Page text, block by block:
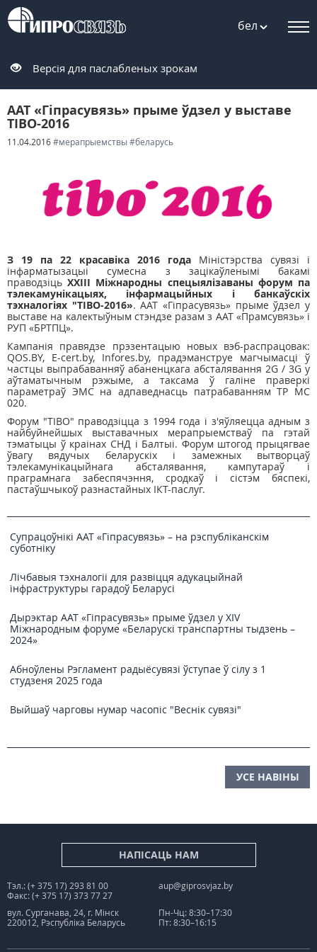
бел
Версія для паслабленых зрокам
ААТ «Гіпрасувязь» прыме ўдзел у выставе
ТІBО-2016
11.04.2016#мерапрыемствы#беларусь
З 19 па 22 красавіка 2016 года Міністэрства сувязі і
інфарматызацыі сумесна з зацікаўленымі бакамі
праводзіцьXXIII Міжнародны спецыялізаваны форум па
тэлекамунікацыях, інфармацыйных і банкаўскіх
тэхналогіях "ТІBО-2016». ААТ «Гіпрасувязь» прыме ўдзел у
выставе на калектыўным стэндзе разам з ААТ «Прамсувязь» і
РУП «БРТПЦ».
Кампанія правядзе прэзентацыю новых вэб-распрацовак:
QOS.BY, E-cert.by, Infores.by, прадэманструе магчымасці ў
частцы выпрабаванняў абаненцкага абсталявання 2G / 3G у
аўтаматычным рэжыме, а таксама ў галіне праверкі
параметраў ЭМС на адпаведнасць патрабаванням ТР МС
020.
Форум "ТІBО" праводзіцца з 1994 года і з'яўляецца адным з
найбуйнейшых выставачных мерапрыемстваў па гэтай
тэматыцы ў краінах СНД і Балтыі. Форум штогод прыцягвае
ўвагу вядучых беларускіх і замежных вытворцаў
тэлекамунікацыйнага абсталявання, кампутараў і
праграмнага забеспячэння, сродкаў і сістэм бяспекі,
пастаўшчыкоў разнастайных ІКТ-паслуг.
Супрацоўнікі ААТ «Гіпрасувязь» – на рэспубліканскім
суботніку
Лічбавыя тэхналогіі для развіцця адукацыйнай
інфраструктуры гарадоў Беларусі
Дырэктар ААТ «Гіпрасувязь» прыме ўдзел у XIV
Міжнародным форуме «Беларускі транспартны тыдзень –
2024»
Абноўлены Рэгламент радыёсувязі ўступае ў сілу з 1
студзеня 2025 года
Выйшаў чарговы нумар часопіс "Веснiк сувязi"
УСЕ НАВІНЫ
НАПІСАЦЬ НАМ
Тэл.: (+ 375 17) 293 81 00
Факс: (+ 375 17) 373 77 27
aup@giprosvjaz.by
вул. Сурганава, 24, г. Мінск
220012, Рэспубліка Беларусь
Пн-Чц: 8:30–17:30
Пт: 8:30–16:15